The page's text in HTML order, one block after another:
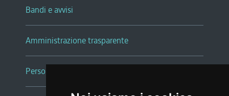
Bandi e avvisi
Amministrazione trasparente
Persone e Uffici